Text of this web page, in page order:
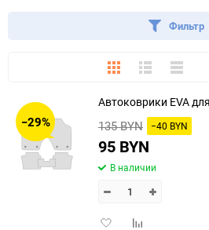
Фильтр
ПлиткаПодробно
−29%
Автоковрики EVA
135 BYN −40 BYN
95 BYN
В наличии
ДобавитьДобавить